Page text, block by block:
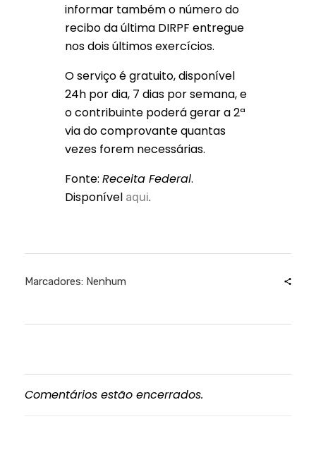
informar também o número do
recibo da última DIRPF entregue
nos dois últimos exercícios.
O serviço é gratuito, disponível
24h por dia, 7 dias por semana, e
o contribuinte poderá gerar a 2ª
via do comprovante quantas
vezes forem necessárias.
Fonte: Receita Federal.
Disponível aqui.
Marcadores: Nenhum
Comentários estão encerrados.